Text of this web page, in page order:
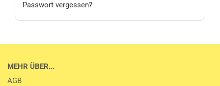
Passwort vergessen?
MEHR ÜBER...
AGB